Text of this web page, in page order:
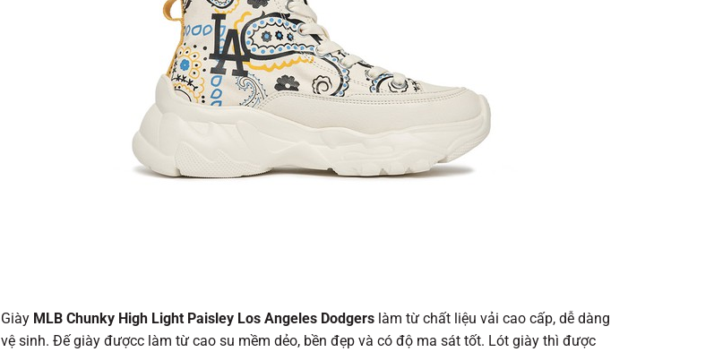
Giày MLB Chunky High Light Paisley Los Angeles Dodgers làm từ chất liệu vải cao cấp, dễ dàng
vệ sinh. Đế giày đượcc làm từ cao su mềm dẻo, bền đẹp và có độ ma sát tốt. Lót giày thì được